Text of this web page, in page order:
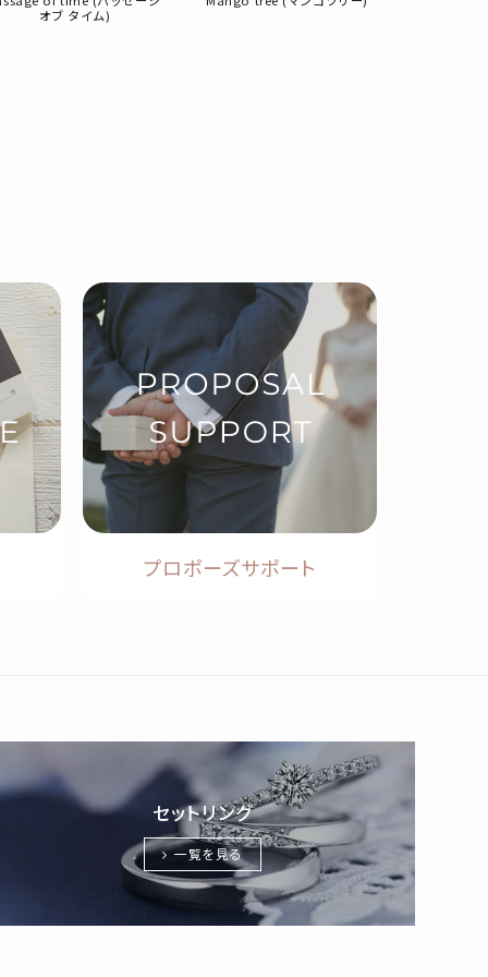
オブ タイム)
プロポーズサポート
セットリング
一覧を見る